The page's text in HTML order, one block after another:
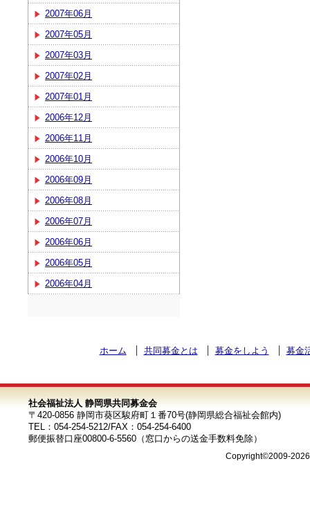
2007年06月
2007年05月
2007年03月
2007年02月
2007年01月
2006年12月
2006年11月
2006年10月
2006年09月
2006年08月
2006年07月
2006年06月
2006年05月
2006年04月
ホーム 共同募金とは 募金をしよう 募金
社会福祉法人 静岡県共同募金会
〒420-0856 静岡市葵区駿府町１番70号(静岡県総合福祉会館内)
TEL：054-254-5212/FAX：054-254-6400
郵便振替口座00800-6-5560（窓口からの送金手数料免除）
Copyright©2009-